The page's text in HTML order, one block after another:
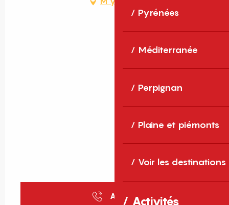
Pyrénées
Méditerranée
Perpignan
Plaine et piémonts
Voir les destinations
Activités
Appeler